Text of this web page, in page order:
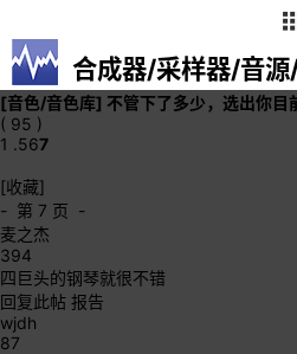
合成器/采样器/音
[音色/音色库] 不管下了多少，选出你目
( 95 )
1 .567
[收藏]
- 第 7 页 -
麦之杰
394
四巨头的钢琴就很不错
回复此帖 报告
wjdh
87